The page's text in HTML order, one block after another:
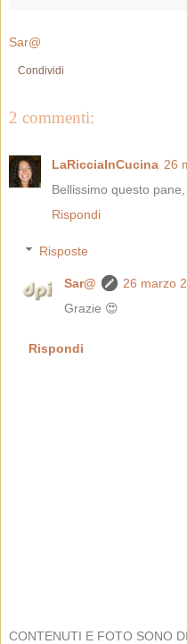
Sar@
Condividi
2 commenti:
LaRicciaInCucina 26
Bellissimo questo
Rispondi
Risposte
Sar@
26 marzo
Grazie 😍
Rispondi
CONTENUTI E FOTO SONO